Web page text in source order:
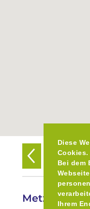
Diese
Cookies.
Bei dem
Ihrem
Zurück
Metzgerei